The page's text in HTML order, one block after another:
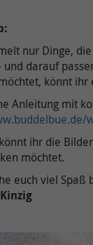
nur Dinge, die
und darauf
könnt ihr
Anleitung mit
ihr die
möchtet.
euch viel Spaß